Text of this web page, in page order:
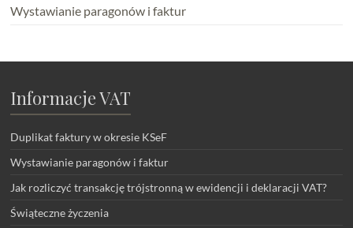
Wystawianie paragonów i faktur
Informacje VAT
Duplikat faktury w okresie KSeF
Wystawianie paragonów i faktur
Jak rozliczyć transakcję trójstronną w ewidencji i deklaracji VAT?
Świąteczne życzenia